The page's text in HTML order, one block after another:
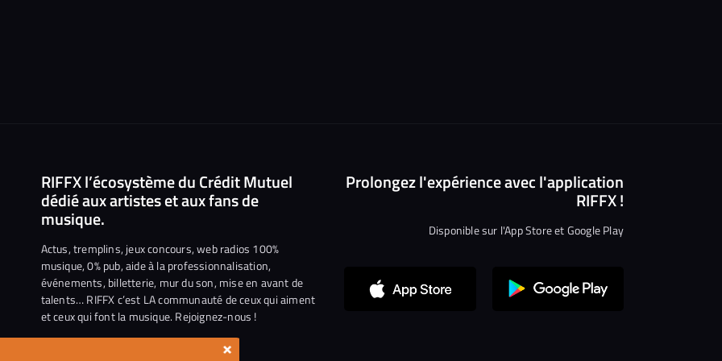
RIFFX l’écosystème du Crédit Mutuel
dédié aux artistes et aux fans de
musique.
Actus, tremplins, jeux concours, web radios 100%
musique, 0% pub, aide à la professionnalisation,
événements, billetterie, mur du son, mise en avant de
talents… RIFFX c’est LA communauté de ceux qui aiment
et ceux qui font la musique. Rejoignez-nous !
Prolongez l'expérience avec l'application
RIFFX !
Disponible sur l'App Store et Google Play
×